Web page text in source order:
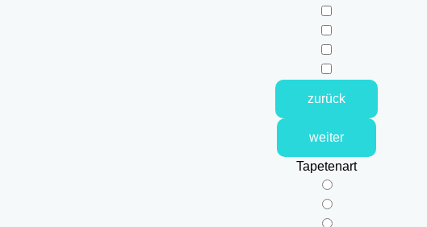
zurück
weiter
Tapetenart